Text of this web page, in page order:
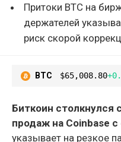
Притоки BTC на
держателей
риск скорой
BTC $65,008.80
Биткоин столкнулся
продаж на Coinbase
указывает на резкое